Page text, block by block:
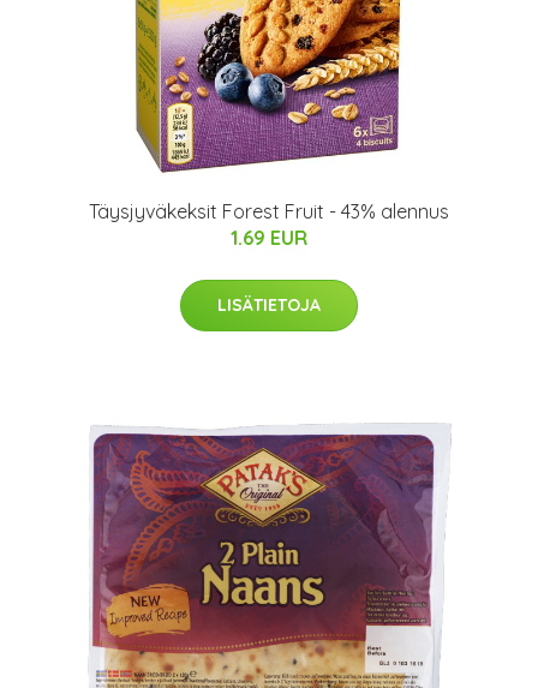
Täysjyväkeksit Forest Fruit - 43% alennus
1.69 EUR
LISÄTIETOJA